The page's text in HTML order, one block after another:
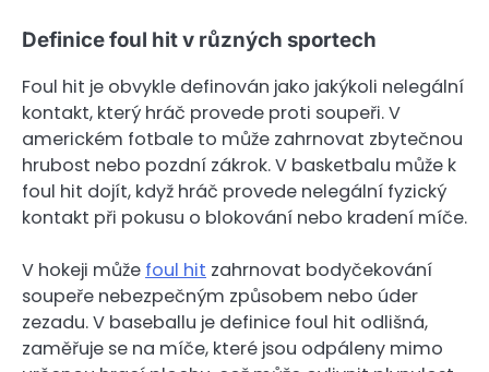
Definice foul hit v různých sportech
Foul hit je obvykle definován jako jakýkoli nelegální
kontakt, který hráč provede proti soupeři. V
americkém fotbale to může zahrnovat zbytečnou
hrubost nebo pozdní zákrok. V basketbalu může k
foul hit dojít, když hráč provede nelegální fyzický
kontakt při pokusu o blokování nebo kradení míče.
V hokeji může foul hit zahrnovat bodyčekování
soupeře nebezpečným způsobem nebo úder
zezadu. V baseballu je definice foul hit odlišná,
zaměřuje se na míče, které jsou odpáleny mimo